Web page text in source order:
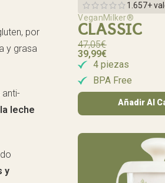
por
y grasa
leche
y
1.657+
VeganMilker®
CLASSIC
47,05€
39,99€
4 piezas
BPA Free
Añadir Al